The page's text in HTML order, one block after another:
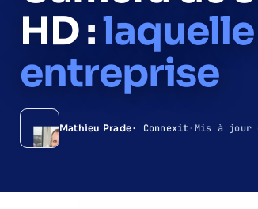
HD :
entreprise
Mathieu Prade· Connexit·Mis à jour